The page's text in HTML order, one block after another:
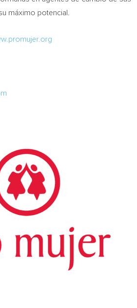
máximo potencial.